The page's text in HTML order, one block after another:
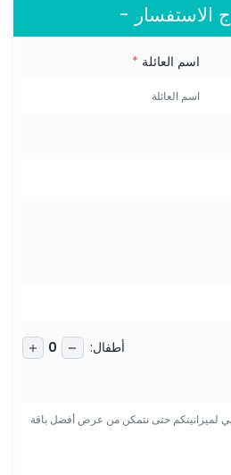
الاستفسار -
اسم العائلة *
أطفال:
0